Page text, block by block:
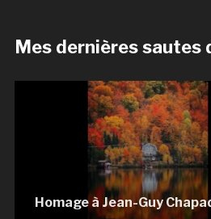
Mes dernières sautes
Homage à Jean-Guy